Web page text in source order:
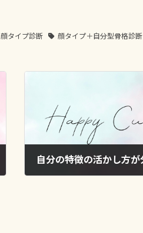
顔タイプ診断 顔タイプ＋自分型骨格診断
自分の特徴の活かし方